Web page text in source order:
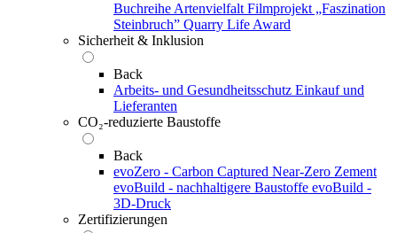
Buchreihe Artenvielfalt Filmprojekt „Faszination
Steinbruch” Quarry Life Award
Sicherheit & Inklusion
Back
Arbeits- und Gesundheitsschutz Einkauf und
Lieferanten
CO₂-reduzierte Baustoffe
Back
evoZero - Carbon Captured Near-Zero Zement
evoBuild - nachhaltigere Baustoffe evoBuild -
3D-Druck
Zertifizierungen